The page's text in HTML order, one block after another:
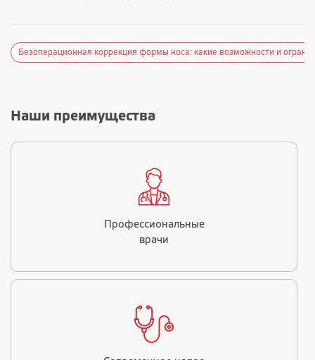
Безоперационная коррекция формы носа: какие возможности и
Наши преимущества
Профессиональные
врачи